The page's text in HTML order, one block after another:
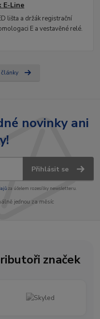
E-Line
lišta a držák registrační
E a vestavěné relé.
novinky ani
Přihlásit se
za účelem rozesílky newsletteru.
jednou za měsíc
značek